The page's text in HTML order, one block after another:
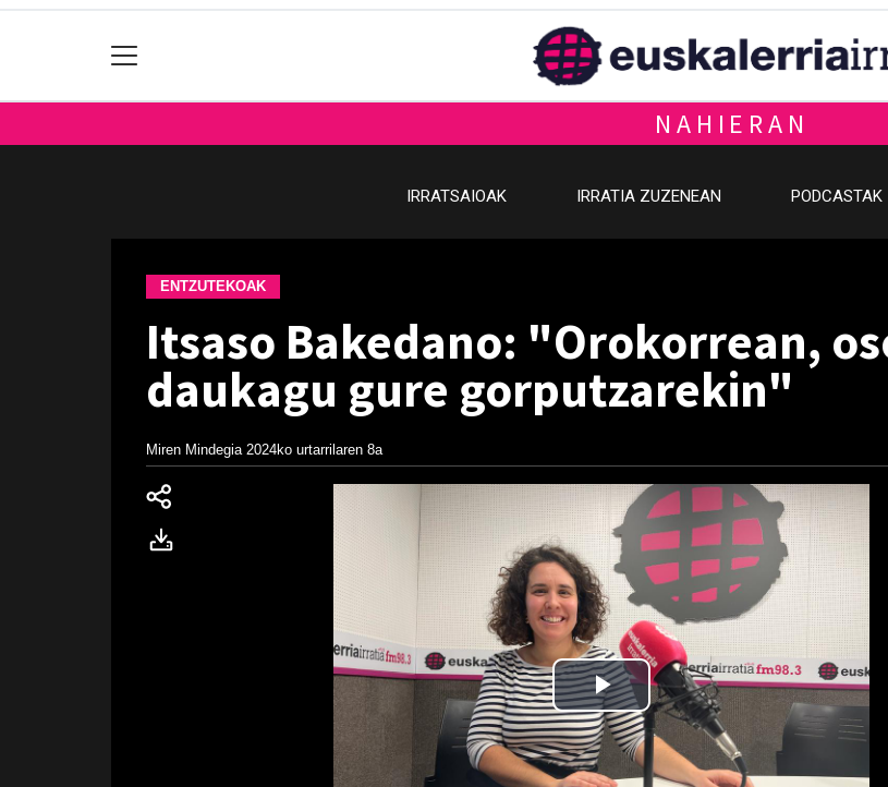
NAHIERAN
IRRATSAIOAK IRRATIA ZUZENEAN PODCASTAK
ENTZUTEKOAK
Itsaso Bakedano: "Orokorrean,
daukagu gure gorputzarekin"
Miren Mindegia 2024ko urtarrilaren 8a